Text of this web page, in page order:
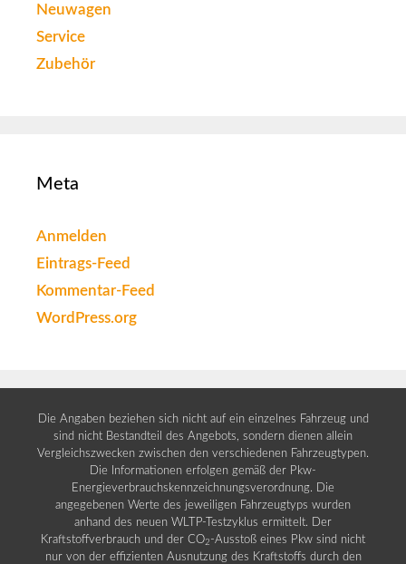
Neuwagen
Service
Zubehör
Meta
Anmelden
Eintrags-Feed
Kommentar-Feed
WordPress.org
Die Angaben beziehen sich nicht auf ein einzelnes Fahrzeug und
sind nicht Bestandteil des Angebots, sondern dienen allein
Vergleichszwecken zwischen den verschiedenen Fahrzeugtypen.
Die Informationen erfolgen gemäß der Pkw-
Energieverbrauchskennzeichnungsverordnung. Die
angegebenen Werte des jeweiligen Fahrzeugtyps wurden
anhand des neuen WLTP-Testzyklus ermittelt. Der
Kraftstoffverbrauch und der CO2 -Ausstoß eines Pkw sind nicht
nur von der effizienten Ausnutzung des Kraftstoffs durch den